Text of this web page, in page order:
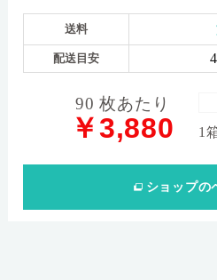
送料
配送目安
90 枚あたり
￥3,880 1
ショップの